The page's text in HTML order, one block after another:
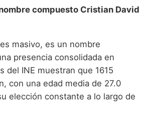
compuesto Cristian David
masivo, es un nombre
presencia consolidada en
del INE muestran que 1615
con una edad media de 27.0
elección constante a lo largo de